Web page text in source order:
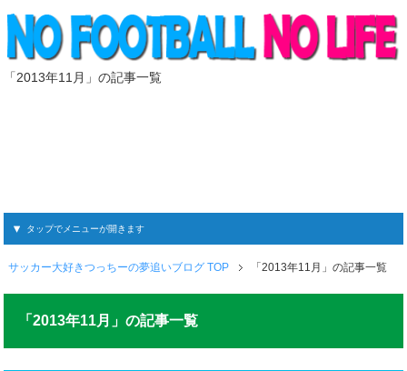
「2013年11月」の記事一覧
タップでメニューが開きます
サッカー大好きつっちーの夢追いブログ TOP 「2013年11月」の記事一覧
「2013年11月」の記事一覧